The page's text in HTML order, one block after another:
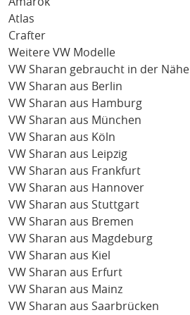
Atlas
Crafter
Weitere VW Modelle
VW Sharan gebraucht in der Nähe
VW Sharan aus Berlin
VW Sharan aus Hamburg
VW Sharan aus München
VW Sharan aus Köln
VW Sharan aus Leipzig
VW Sharan aus Frankfurt
VW Sharan aus Hannover
VW Sharan aus Stuttgart
VW Sharan aus Bremen
VW Sharan aus Magdeburg
VW Sharan aus Kiel
VW Sharan aus Erfurt
VW Sharan aus Mainz
VW Sharan aus Saarbrücken